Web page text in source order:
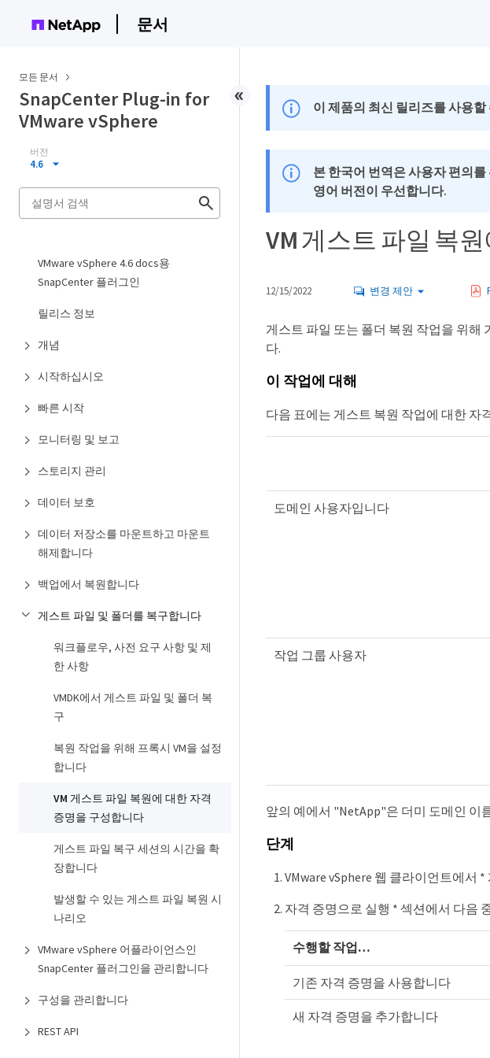
문서
모든 문서
SnapCenter Plug-in for
VMware vSphere
버전
4.6
VMware vSphere 4.6 docs용
SnapCenter 플러그인
릴리스 정보
개념
시작하십시오
빠른 시작
모니터링 및 보고
스토리지 관리
데이터 보호
데이터 저장소를 마운트하고 마운트
해제합니다
백업에서 복원합니다
게스트 파일 및 폴더를 복구합니다
워크플로우, 사전 요구 사항 및 제
한 사항
VMDK에서 게스트 파일 및 폴더 복
구
복원 작업을 위해 프록시 VM을 설정
합니다
VM 게스트 파일 복원에 대한 자격
증명을 구성합니다
게스트 파일 복구 세션의 시간을 확
장합니다
발생할 수 있는 게스트 파일 복원 시
나리오
VMware vSphere 어플라이언스인
SnapCenter 플러그인을 관리합니다
구성을 관리합니다
REST API
이 제품의 최신 릴리즈를 사용할
본 한국어 번역은 사용자 편의
영어 버전이 우선합니다.
VM 게스트 파일 복
12/15/2022 변경 제안
게스트 파일 또는 폴더 복원 작업을 위해
다.
이 작업에 대해
다음 표에는 게스트 복원 작업에 대한 자
도메인 사용자입니다
작업 그룹 사용자
앞의 예에서 "NetApp"은 더미 도메인 이
단계
VMware vSphere 웹 클라이언트에서
자격 증명으로 실행 * 섹션에서 다음
수행할 작업…​
기존 자격 증명을 사용합니다
새 자격 증명을 추가합니다